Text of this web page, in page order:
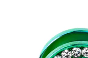
Conch